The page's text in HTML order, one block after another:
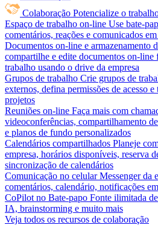
Colaboração Potencialize o
Espaço de trabalho on-line Use bate-
comentários, reações e comunicados
Documentos on-line e armazenamento
compartilhe e edite documentos on-line
trabalho usando o drive da empresa
Grupos de trabalho Crie grupos de
externos, defina permissões de acesso e
projetos
Reuniões on-line Faça mais com
videoconferências, compartilhamento
e planos de fundo personalizados
Calendários compartilhados Planeje
empresa, horários disponíveis, reserva
sincronização de calendários
Comunicação no celular Messenger da
comentários, calendário, notificações
CoPilot no Bate-papo Fonte ilimitada
IA, brainstorming e muito mais
Veja todos os recursos de colaboração